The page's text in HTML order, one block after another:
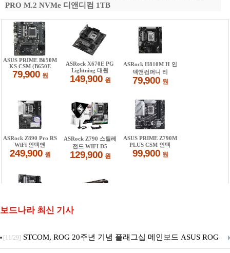
PRO M.2 NVMe 디앤디컴 1TB
보드나라 최신 기사
[11/29] STCOM, ROG 20주년 기념 플래그십 메인보드 ASUS ROG